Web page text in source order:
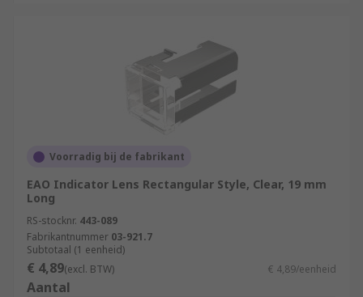
Voorradig bij de fabrikant
EAO Indicator Lens Rectangular Style, Clear, 19 mm
Long
RS-stocknr. 443-089
Fabrikantnummer 03-921.7
Subtotaal (1 eenheid)
€ 4,89(excl. BTW) € 4,89/eenheid
Aantal